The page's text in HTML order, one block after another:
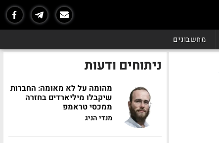
מחשבונים
ניתוחים ודעות
מהומה על לא מאומה: החברות
שיקבלו מיליארדים בחזרה
ממכסי טראמפ
מנדי הניג